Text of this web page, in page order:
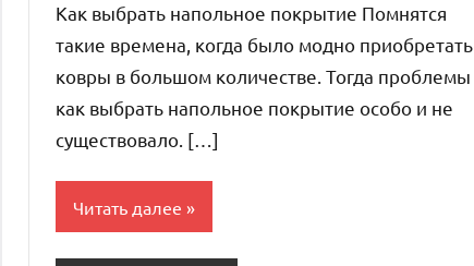
Как выбрать напольное покрытие Помнятся
такие времена, когда было модно приобретать
ковры в большом количестве. Тогда проблемы
как выбрать напольное покрытие особо и не
существовало. […]
Читать далее